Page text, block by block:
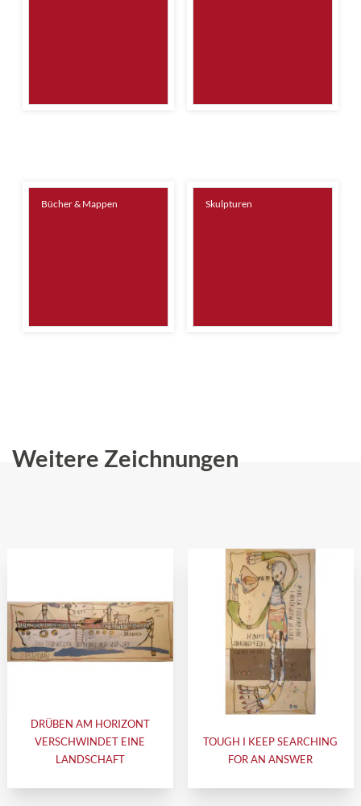
Bücher & Mappen Skulpturen
Weitere Zeichnungen
DRÜBEN AM HORIZONT
VERSCHWINDET EINE
LANDSCHAFT
TOUGH I KEEP SEARCHING
FOR AN ANSWER